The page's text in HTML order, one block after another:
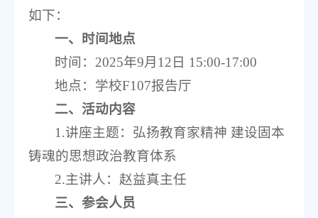
如下：
一、时间地点
时间：2025年9月12日 15:00-17:00
地点：学校F107报告厅
二、活动内容
1.讲座主题：弘扬教育家精神 建设固本
铸魂的思想政治教育体系
2.主讲人：赵益真主任
三、参会人员